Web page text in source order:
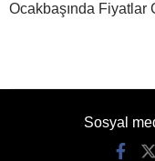
Ocakbaşında Fiyatlar
Sosyal